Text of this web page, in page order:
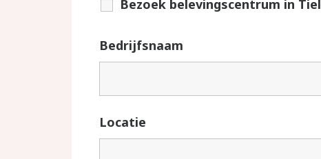
Bezoek belevingscentrum in Tiel
Bedrijfsnaam
Locatie